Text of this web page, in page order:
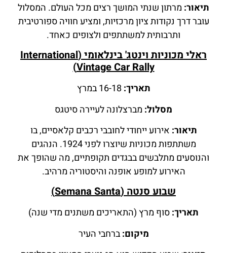
תיאור: מרתון שנתי המושך רצים מכל העולם. המסלול
עובר דרך נקודות ציון מרכזיות, ומציע חוויה ספורטיבית
ותרבותית למשתתפים ולצופים כאחד.
ראלי מכוניות וינטג' בינלאומי (International
Vintage Car Rally)
תאריך:
מסלול: מברצלונה לעיירה סיטגס
תיאור: אירוע ייחודי לחובבי רכבים קלאסיים, בו
משתתפות מכוניות שיוצרו לפני 1924. הנהגים
והנוסעים מתלבשים בבגדים תקופתיים, מה שהופך את
האירוע למופע אופנה והיסטוריה מרהיב.
שבוע סנטה (Semana Santa)
תאריך:סוף מרץ (התאריכים משתנים מדי שנה)
מיקום:ברחבי העיר